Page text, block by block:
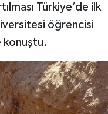
Türkiye’de ilk
öğrencisi
konuştu.